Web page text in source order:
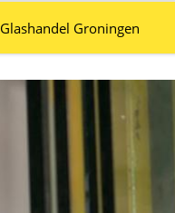
Glashandel Groningen